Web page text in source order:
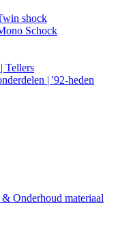
shock
Schock
Tellers
| '92-heden
Onderhoud materiaal